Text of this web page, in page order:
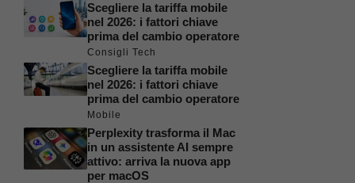
Scegliere la tariffa mobile
nel 2026: i fattori chiave
prima del cambio operatore
Consigli Tech
Scegliere la tariffa mobile
nel 2026: i fattori chiave
prima del cambio operatore
Mobile
Perplexity trasforma il Mac
in un assistente AI sempre
attivo: arriva la nuova app
per macOS